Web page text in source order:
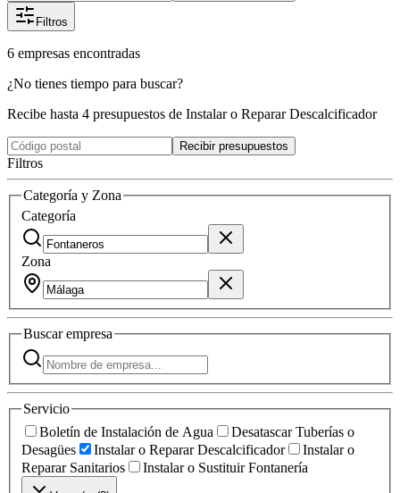
Filtros
6 empresas encontradas
¿No tienes tiempo para buscar?
Recibe hasta 4 presupuestos de Instalar o Reparar Descalcificador
Recibir presupuestos
Filtros
Categoría y Zona
Categoría
Zona
Buscarempresa
Servicio
Boletín de Instalación de Agua
Desatascar Tuberías o
Desagües
Instalar o Reparar Descalcificador
Instalar o
Reparar Sanitarios
Instalar o Sustituir Fontanería